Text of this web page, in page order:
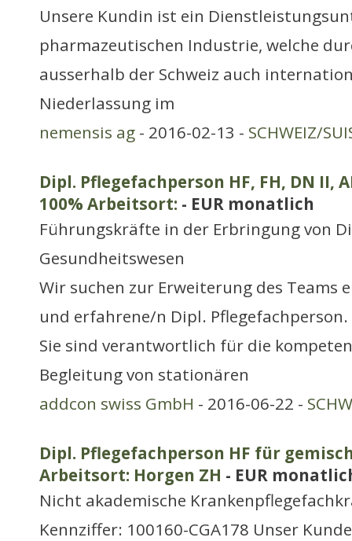
Unsere Kundin ist ein
pharmazeutischen Industrie, welche
ausserhalb der Schweiz auch
Niederlassung im
nemensis ag - 2016-02-13 - SCHWEIZ/
Dipl. Pflegefachperson HF, FH, DN II,
100% Arbeitsort: - EUR monatlich
Führungskräfte in der Erbringung von
Gesundheitswesen
Wir suchen zur Erweiterung des Teams
und erfahrene/n Dipl.
Sie sind verantwortlich für die
Begleitung von stationären
addcon swiss GmbH - 2016-06-22 -
Dipl. Pflegefachperson HF für
Arbeitsort: Horgen ZH - EUR
Nicht akademische
Kennziffer: 100160-CGA178 Unser